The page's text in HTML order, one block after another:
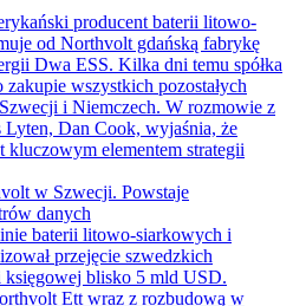
producent baterii litowo-
od Northvolt gdańską fabrykę
Dwa ESS. Kilka dni temu spółka
wszystkich pozostałych
i Niemczech. W rozmowie z
Lyten, Dan Cook, wyjaśnia, że
elementem strategii
w Szwecji. Powstaje
danych
baterii litowo-siarkowych i
przejęcie szwedzkich
blisko 5 mld USD.
Ett wraz z rozbudową w